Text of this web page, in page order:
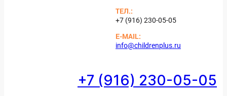
ТЕЛ.:
+7 (916) 230-05-05
E-MAIL:
info@childrenplus.ru
+7 (916) 230-05-05